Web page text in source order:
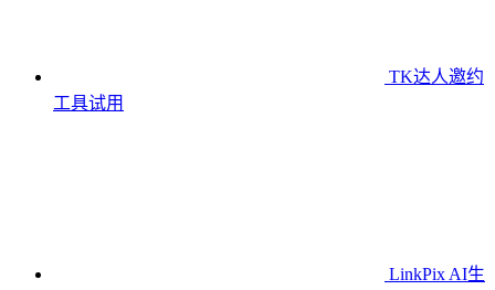
TK达人邀约
工具试用
LinkPix AI生